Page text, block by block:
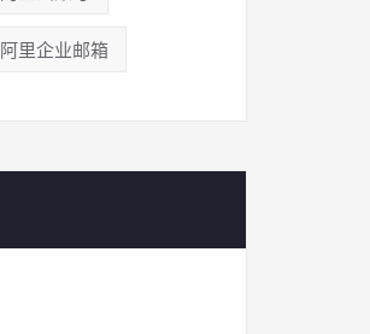
阿里企业邮箱